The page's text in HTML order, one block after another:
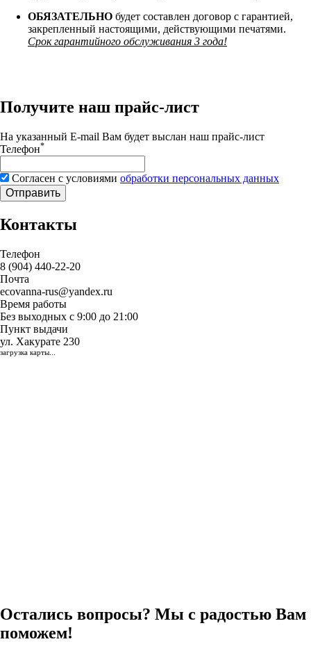
ОБЯЗАТЕЛЬНО будет составлен договор с гарантией,
закрепленный настоящими, действующими печатями.
Срок гарантийного обслуживания 3 года!
Получите наш прайс-лист
На указанный E-mail Вам будет выслан наш прайс-лист
Телефон*
Согласен с условиями обработки персональных данных
Отправить
Контакты
Телефон
8 (904) 440-22-20
Почта
ecovanna-rus@yandex.ru
Время работы
Без выходных с 9:00 до 21:00
Пункт выдачи
ул. Хакурате 230
загрузка карты...
Остались вопросы? Мы с радостью Вам
поможем!